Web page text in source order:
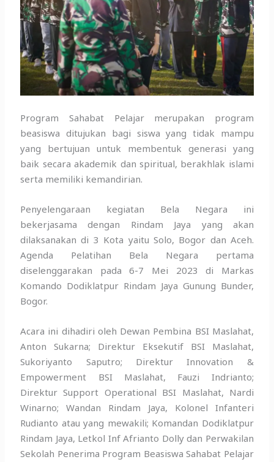
Program Sahabat Pelajar merupakan program
beasiswa ditujukan bagi siswa yang tidak mampu
yang bertujuan untuk membentuk generasi yang
baik secara akademik dan spiritual, berakhlak islami
serta memiliki kemandirian.
Penyelengaraan kegiatan Bela Negara ini
bekerjasama dengan Rindam Jaya yang akan
dilaksanakan di 3 Kota yaitu Solo, Bogor dan Aceh.
Agenda Pelatihan Bela Negara pertama
diselenggarakan pada 6-7 Mei 2023 di Markas
Komando Dodiklatpur Rindam Jaya Gunung Bunder,
Bogor.
Acara ini dihadiri oleh Dewan Pembina BSI Maslahat,
Anton Sukarna; Direktur Eksekutif BSI Maslahat,
Sukoriyanto Saputro; Direktur Innovation &
Empowerment BSI Maslahat, Fauzi Indrianto;
Direktur Support Operational BSI Maslahat, Nardi
Winarno; Wandan Rindam Jaya, Kolonel Infanteri
Rudianto atau yang mewakili; Komandan Dodiklatpur
Rindam Jaya, Letkol Inf Afrianto Dolly dan Perwakilan
Sekolah Penerima Program Beasiswa Sahabat Pelajar